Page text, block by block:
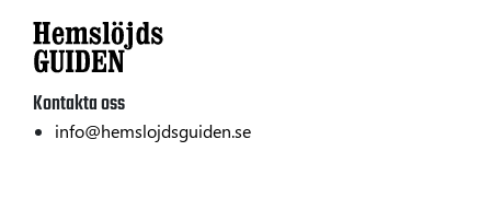
Kontakta oss
info@hemslojdsguiden.se